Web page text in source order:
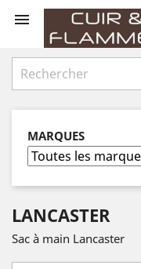

MARQUES
LANCASTER
Sac à main Lancaster